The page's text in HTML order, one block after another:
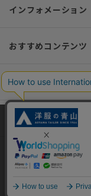
インフォメーション
おすすめコンテンツ
ポリシー・企業情報
オーダースーツなら
当サイトでは、快適な
しています。閲覧を続
します。詳細については